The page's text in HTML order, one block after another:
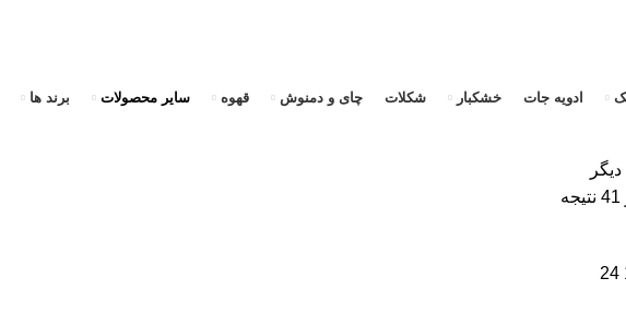
ادویه جات خشکبار شکلات چای و دمنوش قهوه سایر محصولات برند ها
24